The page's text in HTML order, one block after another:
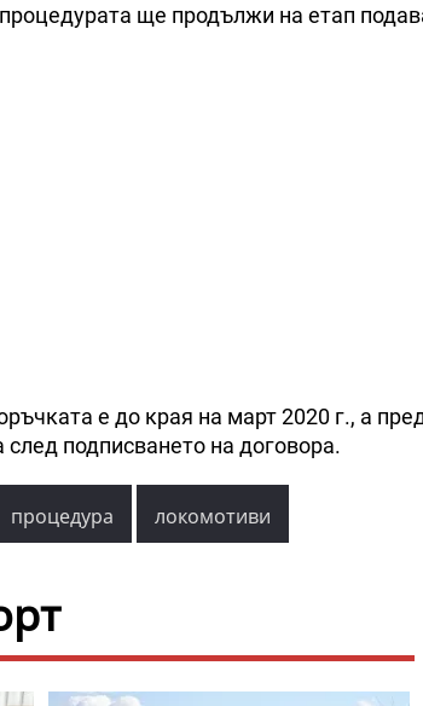
ще продължи на етап
е до края на март 2020 г., а
подписването на договора.
процедура локомотиви